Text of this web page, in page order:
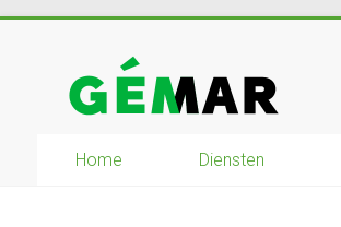
GEMAR
natuurbouw
Home Diensten